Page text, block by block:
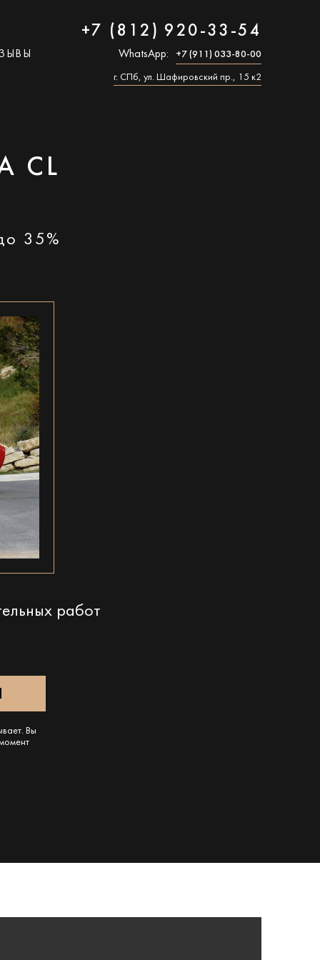
+7 (812) 920-33-54
WhatsApp: +7 (911) 033-80-00
г. СПб, ул. Шафировский пр., 15 к2
CL
35%
работ
Вы